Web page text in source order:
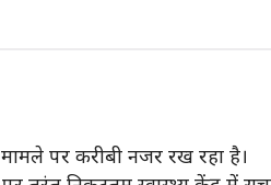
पर करीबी नजर रख रहा है।